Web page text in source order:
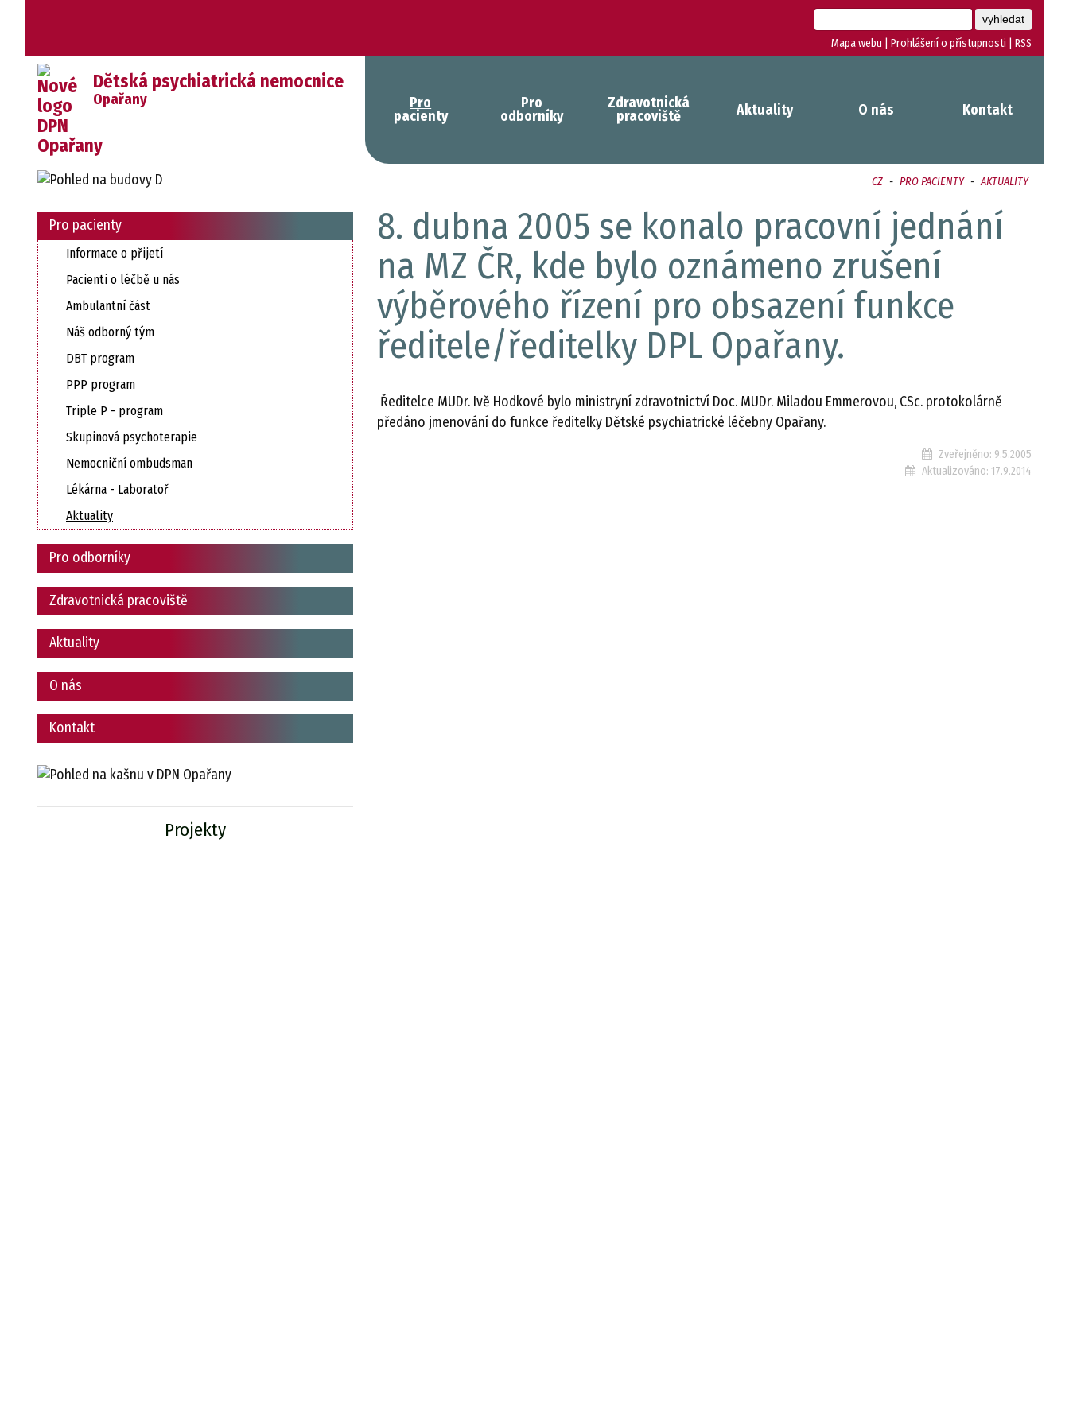
Mapa webu Prohlášení o přístupnosti RSS
Dětská psychiatrická nemocnice
Opařany
Pro
pacienty
Pro
odborníky
Zdravotnická
pracoviště
Aktuality O nás Kontakt
Pro pacienty
Informace o přijetí
Pacienti o léčbě u nás
Ambulantní část
Náš odborný tým
DBT program
PPP program
Triple P - program
Skupinová psychoterapie
Nemocniční ombudsman
Lékárna - Laboratoř
Aktuality
Pro odborníky
Zdravotnická pracoviště
Aktuality
O nás
Kontakt
Projekty
CZ - PRO PACIENTY - AKTUALITY
8. dubna 2005 se konalo pracovní jednání
na MZ ČR, kde bylo oznámeno zrušení
výběrového řízení pro obsazení funkce
ředitele/ředitelky DPL Opařany.
Ředitelce MUDr. Ivě Hodkové bylo ministryní zdravotnictví Doc. MUDr. Miladou Emmerovou, CSc. protokolárně
předáno jmenování do funkce ředitelky Dětské psychiatrické léčebny Opařany.
Zveřejněno: 9.5.2005
Aktualizováno: 17.9.2014